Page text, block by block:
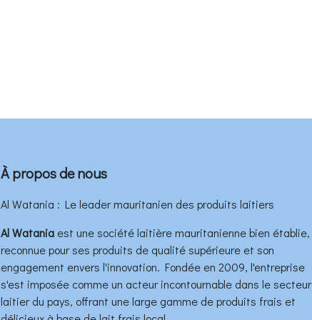
À propos de nous
Al Watania : Le leader mauritanien des produits laitiers
Al Watania est une société laitière mauritanienne bien établie,
reconnue pour ses produits de qualité supérieure et son
engagement envers l'innovation. Fondée en 2009, l'entreprise
s'est imposée comme un acteur incontournable dans le secteur
laitier du pays, offrant une large gamme de produits frais et